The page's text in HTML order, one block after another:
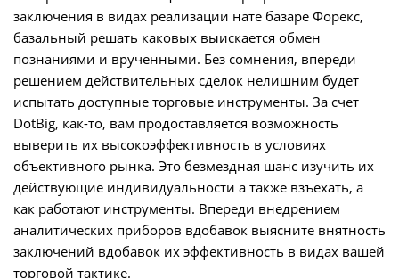
заключения в видах реализации нате базаре Форекс,
базальный решать каковых выискается обмен
познаниями и врученными. Без сомнения, впереди
решением действительных сделок нелишним будет
испытать доступные торговые инструменты. За счет
DotBig, как-то, вам продоставляется возможность
выверить их высокоэффективность в условиях
объективного рынка. Это безмездная шанс изучить их
действующие индивидуальности а также взъехать, а
как работают инструменты. Впереди внедрением
аналитических приборов вдобавок выясните внятность
заключений вдобавок их эффективность в видах вашей
торговой тактике.